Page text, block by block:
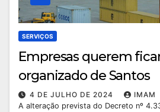
SERVIÇOS
Empresas querem
organizado de Santos
4 DE JULHO DE 2024
IMAM
A alteração prevista do Decreto nº